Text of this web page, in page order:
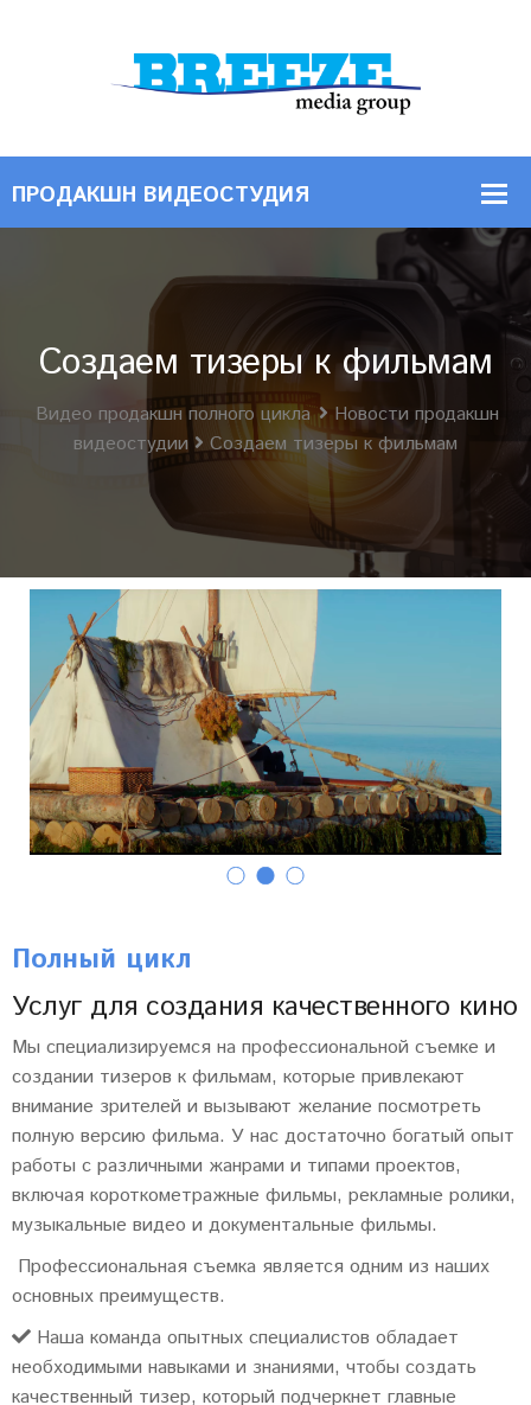
Создаем тизеры к фильмам
Видео продакшн полного цикла
Новости продакшн
видеостудии
Создаем тизеры к фильмам
Полный цикл
Услуг для создания качественного кино
Мы специализируемся на профессиональной съемке и
создании тизеров к фильмам, которые привлекают
внимание зрителей и вызывают желание посмотреть
полную версию фильма. У нас достаточно богатый опыт
работы с различными жанрами и типами проектов,
включая короткометражные фильмы, рекламные ролики,
музыкальные видео и документальные фильмы.
Профессиональная съемка является одним из наших
основных преимуществ.
Наша команда опытных специалистов обладает
необходимыми навыками и знаниями, чтобы создать
качественный тизер, который подчеркнет главные